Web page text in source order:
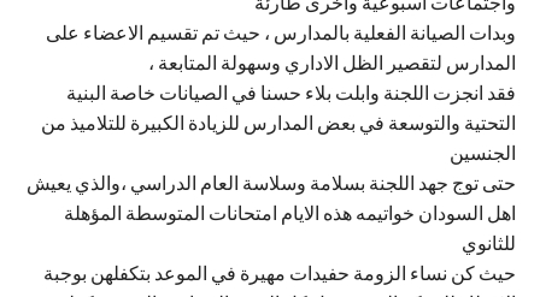
وبدات الصيانة الفعلية بالمدارس ، حيث تم تقسيم الاعضاء على
المدارس لتقصير الظل الاداري وسهولة المتابعة ،
فقد انجزت اللجنة وابلت بلاء حسنا في الصيانات خاصة البنية
التحتية والتوسعة في بعض المدارس للزيادة الكبيرة للتلاميذ من
الجنسين
حتى توج جهد اللجنة بسلامة وسلاسة العام الدراسي ،والذي يعيش
اهل السودان خواتيمه هذه الايام امتحانات المتوسطة المؤهلة
للثانوي
حيث كن نساء الزومة حفيدات مهيرة في الموعد بتكفلهن بوجبة